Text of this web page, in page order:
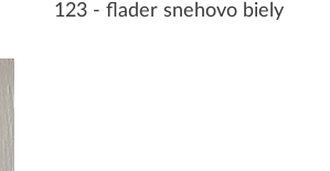
123 - flader snehovo biely